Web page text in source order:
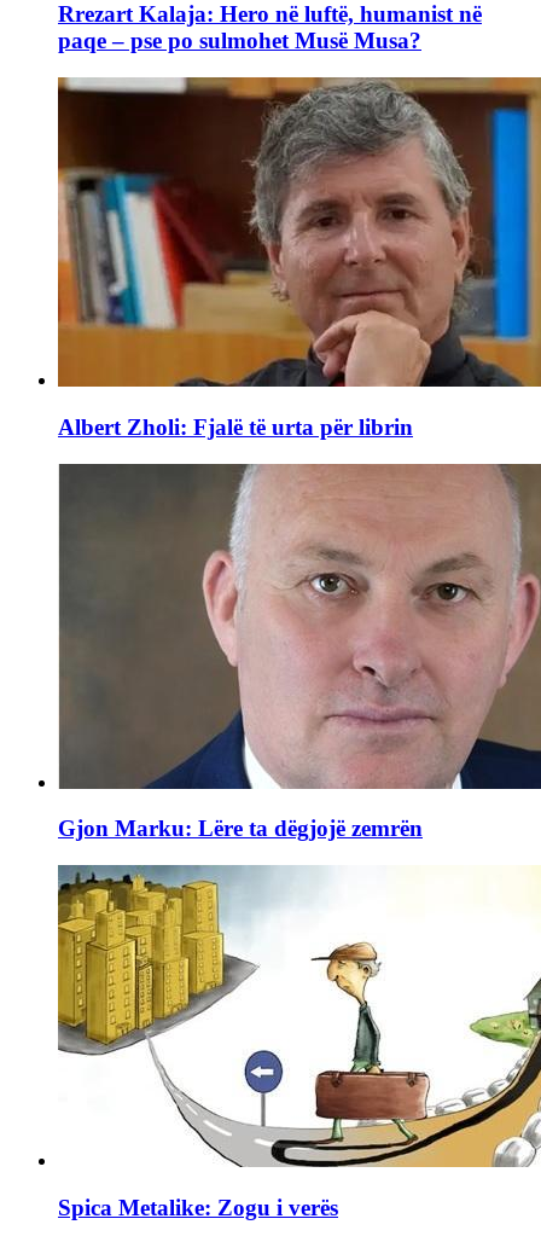
Rrezart Kalaja: Hero në luftë, humanist në
paqe – pse po sulmohet Musë Musa?
Albert Zholi: Fjalë të urta për librin
Gjon Marku: Lëre ta dëgjojë zemrën
Spica Metalike: Zogu i verës